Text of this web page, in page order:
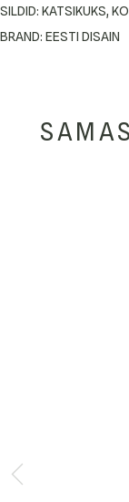
SILDID: KATSIKUKS,
BRAND: EESTI DISAIN